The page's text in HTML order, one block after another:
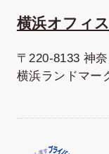
横浜オフィス
〒220-8133 神
横浜ランドマー